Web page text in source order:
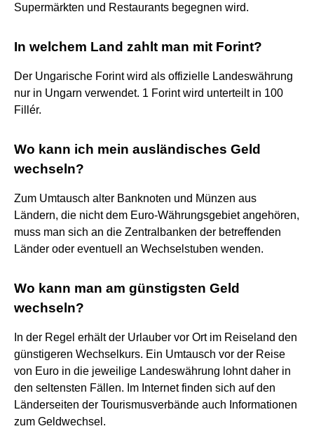
Supermärkten und Restaurants begegnen wird.
In welchem Land zahlt man mit Forint?
Der Ungarische Forint wird als offizielle Landeswährung
nur in Ungarn verwendet. 1 Forint wird unterteilt in 100
Fillér.
Wo kann ich mein ausländisches Geld
wechseln?
Zum Umtausch alter Banknoten und Münzen aus
Ländern, die nicht dem Euro-Währungsgebiet angehören,
muss man sich an die Zentralbanken der betreffenden
Länder oder eventuell an Wechselstuben wenden.
Wo kann man am günstigsten Geld
wechseln?
In der Regel erhält der Urlauber vor Ort im Reiseland den
günstigeren Wechselkurs. Ein Umtausch vor der Reise
von Euro in die jeweilige Landeswährung lohnt daher in
den seltensten Fällen. Im Internet finden sich auf den
Länderseiten der Tourismusverbände auch Informationen
zum Geldwechsel.